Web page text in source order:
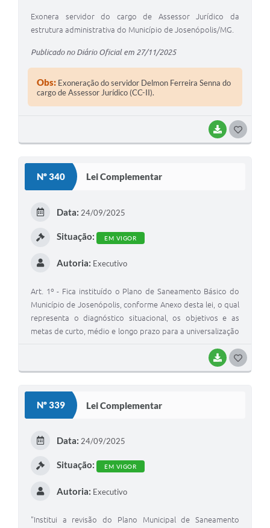
BAIXAR
Exonera servidor do cargo de Assessor Jurídico da
estrutura administrativa do Município de Josenópolis/MG.
Publicado no Diário Oficial em 27/11/2025
Obs: Exoneração do servidor Delmon Ferreira Senna do
cargo de Assessor Jurídico (CC-II).
Nº 340 Lei Complementar
BAIXAR
Data: 24/09/2025
Situação: EM VIGOR
Autoria: Executivo
Art. 1º - Fica instituído o Plano de Saneamento Básico do
Município de Josenópolis, conforme Anexo desta lei, o qual
representa o diagnóstico situacional, os objetivos e as
metas de curto, médio e longo prazo para a universalização
projetos e ações necessários para alcançá-los e as ações de
emergência e contingência. Art. 2º – As despesas
dotações próprias do orçamento anual ou mediante
abertura de crédito especial ou suplementar, que, desde já,
Lei entra em vigor na data de sua publicação; revogando as
Nº 339 Lei Complementar
Data: 24/09/2025
Situação: EM VIGOR
Autoria: Executivo
"Institui a revisão do Plano Municipal de Saneamento